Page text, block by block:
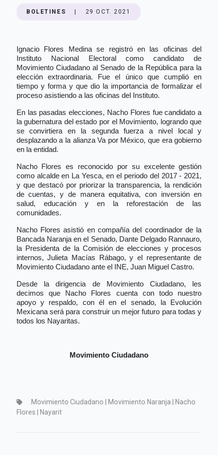
BOLETINES 29 OCT. 2021
Ignacio Flores Medina se registró en las oficinas del
Instituto Nacional Electoral como candidato de
Movimiento Ciudadano al Senado de la República para la
elección extraordinaria. Fue el único que cumplió en
tiempo y forma y que dio la importancia de formalizar el
proceso asistiendo a las oficinas del Instituto.
En las pasadas elecciones, Nacho Flores fue candidato a
la gubernatura del estado por el Movimiento, logrando que
se convirtiera en la segunda fuerza a nivel local y
desplazando a la alianza Va por México, que era gobierno
en la entidad.
Nacho Flores es reconocido por su excelente gestión
como alcalde en La Yesca, en el periodo del 2017 - 2021,
y que destacó por priorizar la transparencia, la rendición
de cuentas, y de manera equitativa, con inversión en
salud, educación y en la reforestación de las
comunidades.
Nacho Flores asistió en compañía del coordinador de la
Bancada Naranja en el Senado, Dante Delgado Rannauro,
la Presidenta de la Comisión de elecciones y procesos
internos, Julieta Macías Rábago, y el representante de
Movimiento Ciudadano ante el INE, Juan Miguel Castro.
Desde la dirigencia de Movimiento Ciudadano, les
decimos que Nacho Flores cuenta con todo nuestro
apoyo y respaldo, con él en el senado, la Evolución
Mexicana será para construir un mejor futuro para todas y
todos los Nayaritas.
Movimiento Ciudadano
Movimiento Ciudadano | Movimiento Naranja | Nacho
Flores | Nayarit